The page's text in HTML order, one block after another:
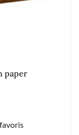
paper